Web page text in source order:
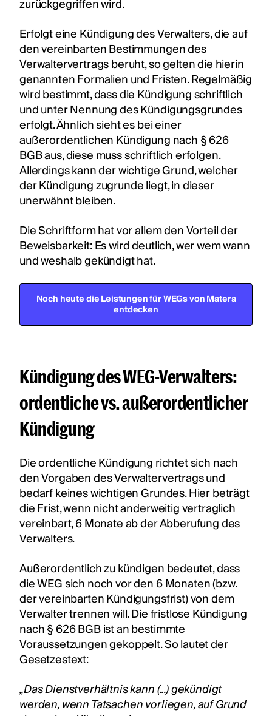
zurückgegriffen wird.
Erfolgt eine Kündigung des Verwalters, die auf
den vereinbarten Bestimmungen des
Verwaltervertrags beruht, so gelten die hierin
genannten Formalien und Fristen. Regelmäßig
wird bestimmt, dass die Kündigung schriftlich
und unter Nennung des Kündigungsgrundes
erfolgt. Ähnlich sieht es bei einer
außerordentlichen Kündigung nach § 626
BGB aus, diese muss schriftlich erfolgen.
Allerdings kann der wichtige Grund, welcher
der Kündigung zugrunde liegt, in dieser
unerwähnt bleiben.
Die Schriftform hat vor allem den Vorteil der
Beweisbarkeit: Es wird deutlich, wer wem wann
und weshalb gekündigt hat.
Noch heute die Leistungen für WEGs von Matera
entdecken
Kündigung des WEG-Verwalters:
ordentliche vs. außerordentlicher
Kündigung
Die ordentliche Kündigung richtet sich nach
den Vorgaben des Verwaltervertrags und
bedarf keines wichtigen Grundes. Hier beträgt
die Frist, wenn nicht anderweitig vertraglich
vereinbart, 6 Monate ab der Abberufung des
Verwalters.
Außerordentlich zu kündigen bedeutet, dass
die WEG sich noch vor den 6 Monaten (bzw.
der vereinbarten Kündigungsfrist) von dem
Verwalter trennen will. Die fristlose Kündigung
nach § 626 BGB ist an bestimmte
Voraussetzungen gekoppelt. So lautet der
Gesetzestext:
„Das Dienstverhältnis kann (...) gekündigt
werden, wenn Tatsachen vorliegen, auf Grund